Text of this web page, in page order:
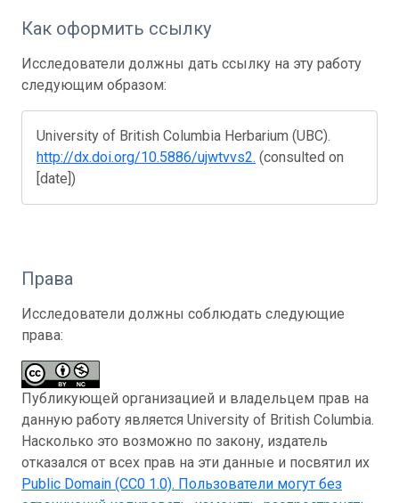
Как оформить ссылку
Исследователи должны дать ссылку на эту работу
следующим образом:
University of British Columbia Herbarium (UBC).
http://dx.doi.org/10.5886/ujwtvvs2. (consulted on
[date])
Права
Исследователи должны соблюдать следующие
права:
Публикующей организацией и владельцем прав на
данную работу является University of British Columbia.
Насколько это возможно по закону, издатель
отказался от всех прав на эти данные и посвятил их
Public Domain (CC0 1.0). Пользователи могут без